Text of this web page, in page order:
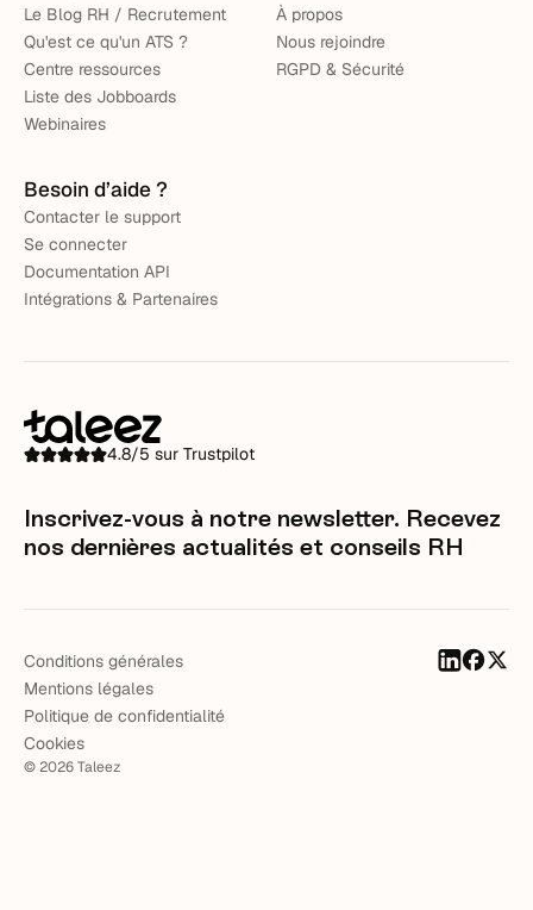
Le Blog RH / Recrutement
Qu'est ce qu'un ATS ?
Centre ressources
Liste des Jobboards
Webinaires
À propos
Nous rejoindre
RGPD & Sécurité
Besoin d’aide ?
Contacter le support
Se connecter
Documentation API
Intégrations & Partenaires
4.8/5 sur Trustpilot
Inscrivez-vous à notre newsletter. Recevez
nos dernières actualités et conseils RH
©2026Taleez
Conditions générales
Mentions légales
Politique de confidentialité
Cookies